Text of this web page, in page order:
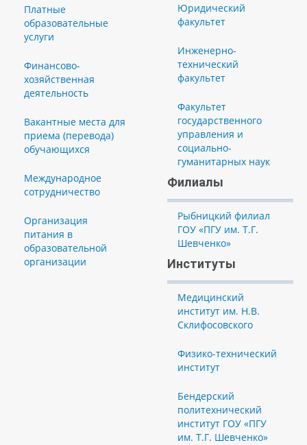
Платные
образовательные
услуги
Финансово-
хозяйственная
деятельность
Вакантные места для
приема (перевода)
обучающихся
Международное
сотрудничество
Организация
питания в
образовательной
организации
Юридический
факультет
Инженерно-
технический
факультет
Факультет
государственного
управления и
социально-
гуманитарных наук
Филиалы
Рыбницкий филиал
ГОУ «ПГУ им. Т.Г.
Шевченко»
Институты
Медицинский
институт им. Н.В.
Склифосовского
Физико-технический
институт
Бендерский
политехнический
институт ГОУ «ПГУ
им. Т.Г. Шевченко»